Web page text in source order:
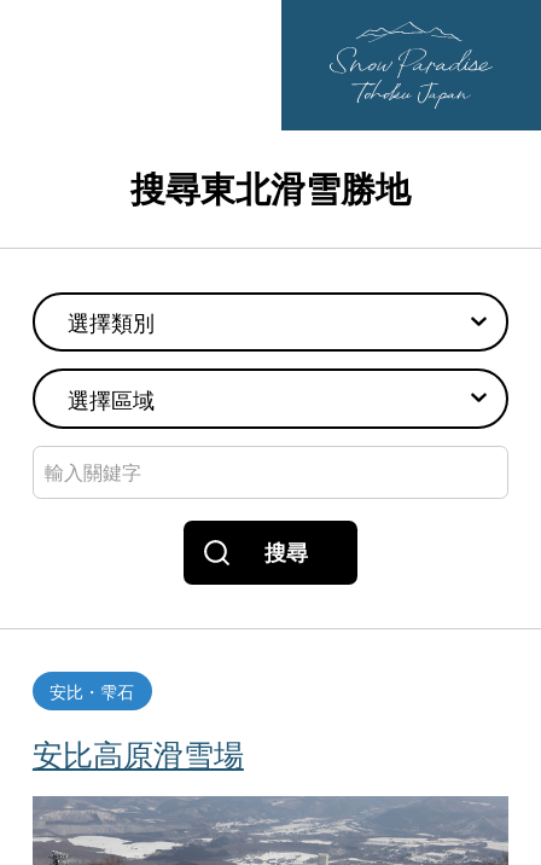
搜尋東北滑雪勝地
選擇類別
選擇區域
搜尋
安比高原滑雪場
安比・雫石